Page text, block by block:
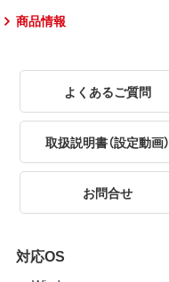
商品情報
よくあるご質問
取扱説明書（設定動画）
お問合せ
対応OS